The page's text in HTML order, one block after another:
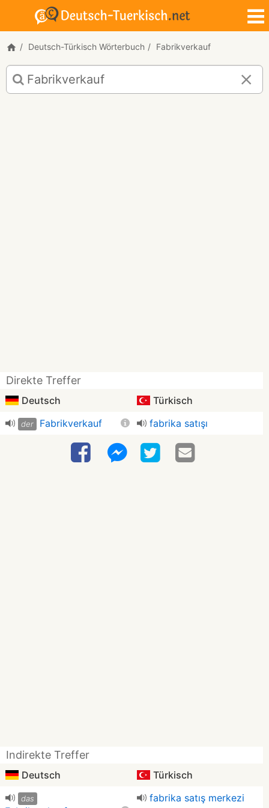
Deutsch-Türkisch Wörterbuch Fabrikverkauf
Deutsch-
Türkisch
Übersetzung
Direkte Treffer
Deutsch Türkisch
der Fabrikverkauf fabrika satışı
Indirekte Treffer
Deutsch Türkisch
das fabrika satış merkezi